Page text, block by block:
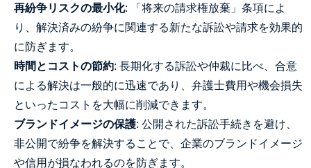
再紛争リスクの最小化: 「将来の請求権放棄」条項によ
り、解決済みの紛争に関連する新たな訴訟や請求を効果的
に防ぎます。
時間とコストの節約: 長期化する訴訟や仲裁に比べ、合意
による解決は一般的に迅速であり、弁護士費用や機会損失
といったコストを大幅に削減できます。
ブランドイメージの保護: 公開された訴訟手続きを避け、
非公開で紛争を解決することで、企業のブランドイメージ
や信用が損なわれるのを防ぎます。